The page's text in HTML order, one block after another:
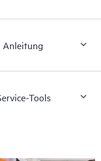
Anleitung
Tools